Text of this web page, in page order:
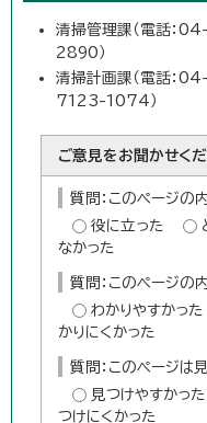
清掃管理課（電話：
2890）
清掃計画課（電話：
7123-1074）
ご意見をお聞かせく
質問：このページの
役に立った
なかった
質問：このページの
わかりやすかった
かりにくかった
質問：このページは
見つけやすかった
つけにくかった